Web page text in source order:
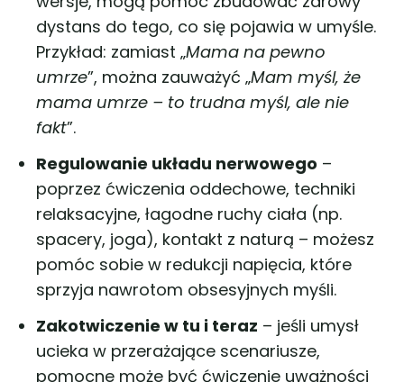
dystans do tego, co się pojawia w umyśle.
Przykład: zamiast „Mama na pewno
umrze”, można zauważyć „Mam myśl, że
mama umrze – to trudna myśl, ale nie
fakt”.
Regulowanie układu nerwowego –
poprzez ćwiczenia oddechowe, techniki
relaksacyjne, łagodne ruchy ciała (np.
spacery, joga), kontakt z naturą – możesz
pomóc sobie w redukcji napięcia, które
sprzyja nawrotom obsesyjnych myśli.
Zakotwiczenie w tu i teraz – jeśli umysł
ucieka w przerażające scenariusze,
pomocne może być ćwiczenie uważności